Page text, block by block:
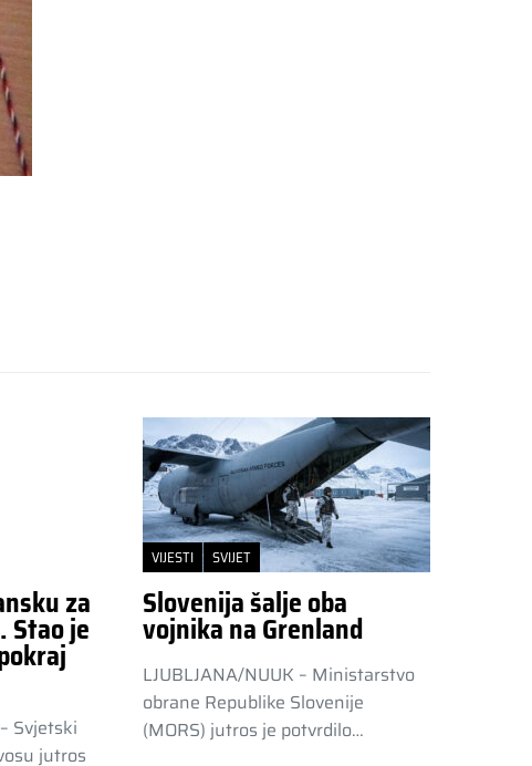
za
Stao je
Svjetski
jutros
VIJESTI SVIJET
Slovenija šalje oba
vojnika na Grenland
LJUBLJANA/NUUK – Ministarstvo
obrane Republike Slovenije
(MORS) jutros je potvrdilo…